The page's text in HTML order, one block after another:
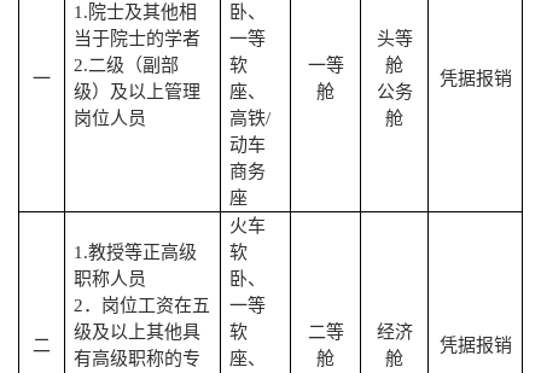
一
1.院士及其他相
当于院士的学者
2.二级（副部
级）及以上管理
岗位人员
卧、
一等
软
座、
高铁/
动车
商务
座
一等
舱
头等
舱
公务
舱
凭据报销
二
1.教授等正高级
职称人员
2．岗位工资在五
级及以上其他具
有高级职称的专
火车
软
卧、
一等
软
座、
二等
舱
经济
舱
凭据报销